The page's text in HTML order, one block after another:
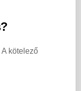
A kötelező